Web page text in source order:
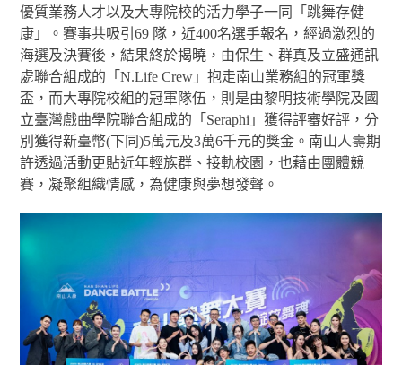
優質業務人才以及大專院校的活力學子一同「跳舞存健
康」。賽事共吸引69 隊，近400名選手報名，經過激烈的
海選及決賽後，結果終於揭曉，由保生、群真及立盛通訊
處聯合組成的「N.Life Crew」抱走南山業務組的冠軍獎
盃，而大專院校組的冠軍隊伍，則是由黎明技術學院及國
立臺灣戲曲學院聯合組成的「Seraphi」獲得評審好評，分
別獲得新臺幣(下同)5萬元及3萬6千元的獎金。南山人壽期
許透過活動更貼近年輕族群、接軌校園，也藉由團體競
賽，凝聚組織情感，為健康與夢想發聲。